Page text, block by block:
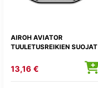
AIROH AVIATOR
TUULETUSREIKIEN SUOJAT
13,16 €